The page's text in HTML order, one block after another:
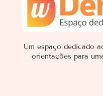
Um espaço dedicado
orientações para